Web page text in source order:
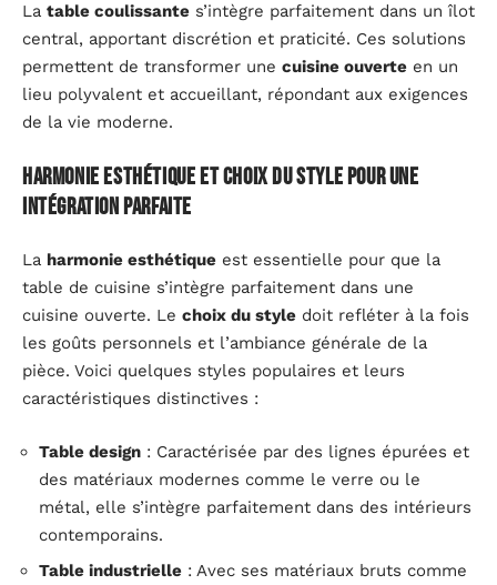
La table coulissante s’intègre parfaitement dans un îlot
central, apportant discrétion et praticité. Ces solutions
permettent de transformer une cuisine ouverte en un
lieu polyvalent et accueillant, répondant aux exigences
de la vie moderne.
Harmonie esthétique et choix du style pour une
intégration parfaite
La harmonie esthétique est essentielle pour que la
table de cuisine s’intègre parfaitement dans une
cuisine ouverte. Le choix du style doit refléter à la fois
les goûts personnels et l’ambiance générale de la
pièce. Voici quelques styles populaires et leurs
caractéristiques distinctives :
Table design : Caractérisée par des lignes épurées et
des matériaux modernes comme le verre ou le
métal, elle s’intègre parfaitement dans des intérieurs
contemporains.
Table industrielle : Avec ses matériaux bruts comme